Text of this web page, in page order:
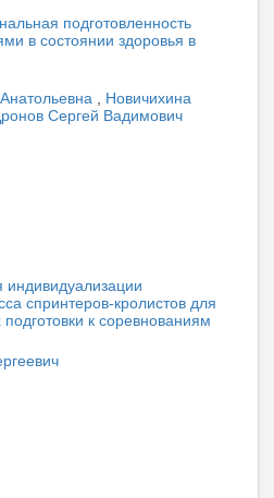
подготовленность
в состоянии здоровья в
, Новичихина
Сергей Вадимович
спринтеров-кролистов для
к соревнованиям